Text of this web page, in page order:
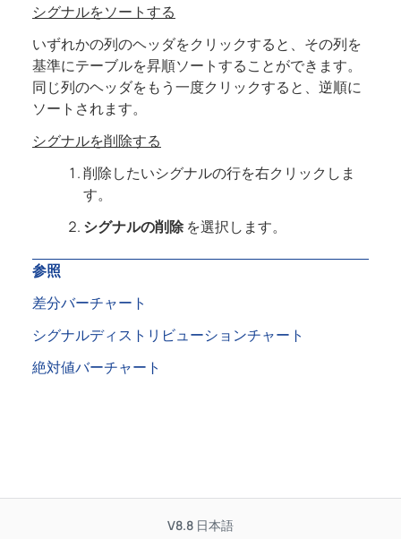
シグナルをソートする
いずれかの列のヘッダをクリックすると、その列を
基準にテーブルを昇順ソートすることができます。
同じ列のヘッダをもう一度クリックすると、逆順に
ソートされます。
シグナルを削除する
削除したいシグナルの行を右クリックしま
す。
シグナルの削除を選択します。
参照
差分バーチャート
シグナルディストリビューションチャート
絶対値バーチャート
V8.8 日本語